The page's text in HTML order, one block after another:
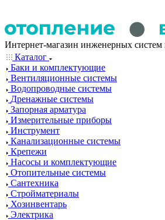
Интернет-магазин инженерных систем
Каталог
Баки и комплектующие
Вентиляционные системы
Водопроводные системы
Дренажные системы
Запорная арматура
Измерительные приборы
Инструмент
Канализационные системы
Крепежи
Насосы и комплектующие
Отопительные системы
Сантехника
Стройматериалы
Хозинвентарь
Электрика